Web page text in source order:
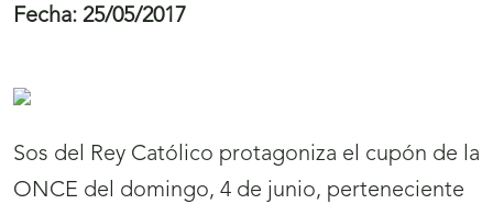
Fecha: 25/05/2017
Sos del Rey Católico protagoniza el cupón de la
ONCE del domingo, 4 de junio, perteneciente